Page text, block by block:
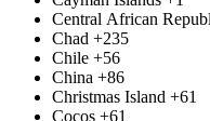
Central African
Chad +235
Chile +56
China +86
Christmas Island +61
Cocos +61